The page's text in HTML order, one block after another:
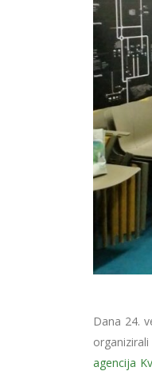
Dana 24.
organizirali
agencija